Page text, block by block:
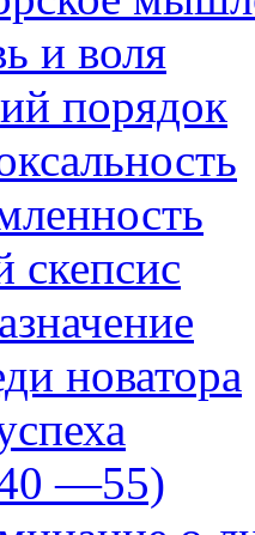
и воля
порядок
скепсис
новатора
—55)